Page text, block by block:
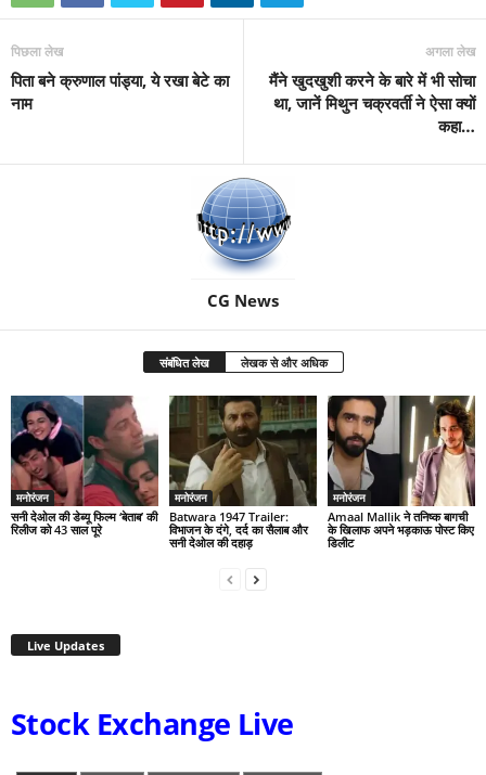
पिछला लेख
पिता बने क्रुणाल पांड्या, ये रखा बेटे का
नाम
अगला लेख
मैंने खुदखुशी करने के बारे में भी सोचा
था, जानें मिथुन चक्रवर्ती ने ऐसा क्यों
कहा…
CG News
संबंधित लेख लेखक से और अधिक
मनोरंजन
सनी देओल की डेब्यू फिल्म ‘बेताब’ की
रिलीज को 43 साल पूरे
मनोरंजन
Batwara 1947 Trailer:
विभाजन के दंगे, दर्द का सैलाब और
सनी देओल की दहाड़
मनोरंजन
Amaal Mallik ने तनिष्क बागची
के खिलाफ अपने भड़काऊ पोस्ट किए
डिलीट
Live Updates
Stock Exchange Live